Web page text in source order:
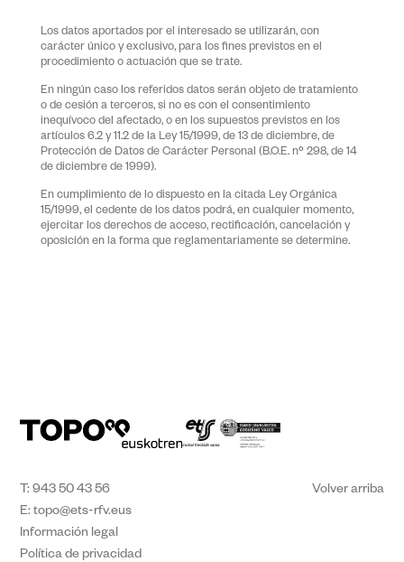
Los datos aportados por el interesado se utilizarán, con
carácter único y exclusivo, para los fines previstos en el
procedimiento o actuación que se trate.
En ningún caso los referidos datos serán objeto de tratamiento
o de cesión a terceros, si no es con el consentimiento
inequívoco del afectado, o en los supuestos previstos en los
artículos 6.2 y 11.2 de la Ley 15/1999, de 13 de diciembre, de
Protección de Datos de Carácter Personal (B.O.E. nº 298, de 14
de diciembre de 1999).
En cumplimiento de lo dispuesto en la citada Ley Orgánica
15/1999, el cedente de los datos podrá, en cualquier momento,
ejercitar los derechos de acceso, rectificación, cancelación y
oposición en la forma que reglamentariamente se determine.
T:943 50 43 56
E:topo@ets-rfv.eus
Información legal
Política de privacidad
Volver arriba